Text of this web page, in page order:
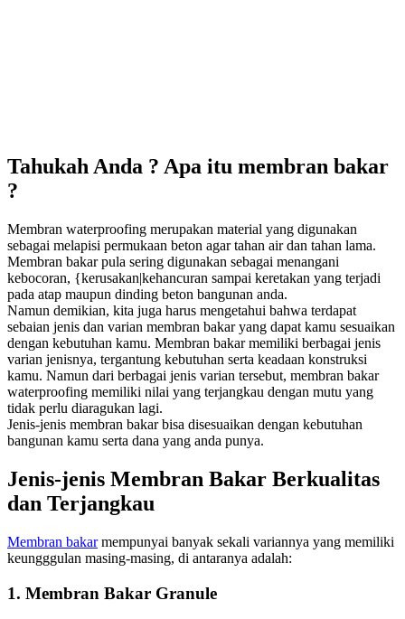
Tahukah Anda ? Apa itu membran bakar
?
Membran waterproofing merupakan material yang digunakan
sebagai melapisi permukaan beton agar tahan air dan tahan lama.
Membran bakar pula sering digunakan sebagai menangani
kebocoran, {kerusakan|kehancuran sampai keretakan yang terjadi
pada atap maupun dinding beton bangunan anda.
Namun demikian, kita juga harus mengetahui bahwa terdapat
sebaian jenis dan varian membran bakar yang dapat kamu sesuaikan
dengan kebutuhan kamu. Membran bakar memiliki berbagai jenis
varian jenisnya, tergantung kebutuhan serta keadaan konstruksi
kamu. Namun dari berbagai jenis varian tersebut, membran bakar
waterproofing memiliki nilai yang terjangkau dengan mutu yang
tidak perlu diaragukan lagi.
Jenis-jenis membran bakar bisa disesuaikan dengan kebutuhan
bangunan kamu serta dana yang anda punya.
Jenis-jenis Membran Bakar Berkualitas
dan Terjangkau
Membran bakarmempunyai banyak sekali variannya yang memiliki
keungggulan masing-masing, di antaranya adalah:
1. Membran Bakar Granule